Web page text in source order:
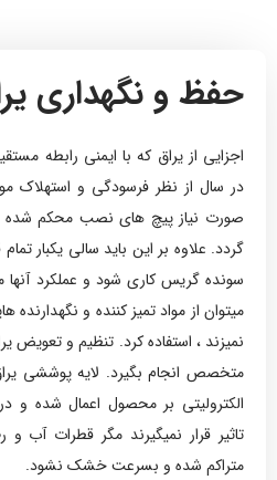
حفظ و نگهداری
اجزایی از یراق که با ایمنی رابطه
در سال از نظر فرسودگی و استهلاک
صورت نیاز پیچ های نصب محکم
گردد. علاوه بر این باید سالی یکبار
سونده گریس کاری شود و عملکرد آنها
میتوان از مواد تمیز کننده و
نمیزند ، استفاده کرد. تنظیم و تعویض
متخصص انجام بگیرد. لایه پوششی
الکترولیتی بر محصول اعمال شده و
تاثیر قرار نمیگیرند مگر قطرات
متراکم شده و بسرعت خشک نشود.